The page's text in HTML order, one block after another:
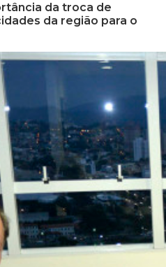
da troca de
da região para o